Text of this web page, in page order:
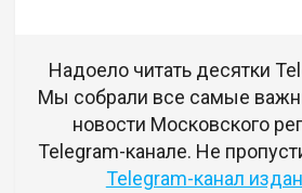
Надоело читать десятки
Мы собрали все самые
новости Московского
Telegram-канале. Не
Telegram-канал